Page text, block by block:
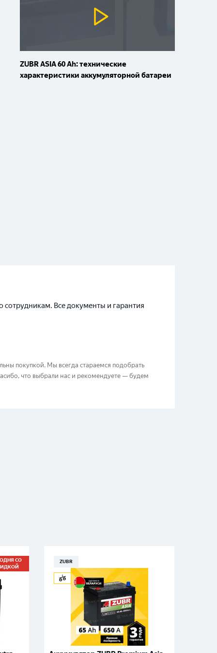
ZUBR ASIA 60 Ah: технические
характеристики аккумуляторной батареи
сотрудникам. Все документы и гарантия
покупкой. Мы всегда стараемся подобрать
что выбрали нас и рекомендуете — будем
СО
ZUBR